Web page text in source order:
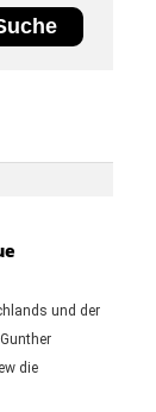
und der
die